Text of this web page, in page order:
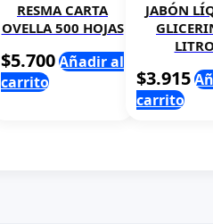
RESMA CARTA
OVELLA 500 HOJAS
$5.700Añadir al
carrito
JABÓN
$3.915
carrito